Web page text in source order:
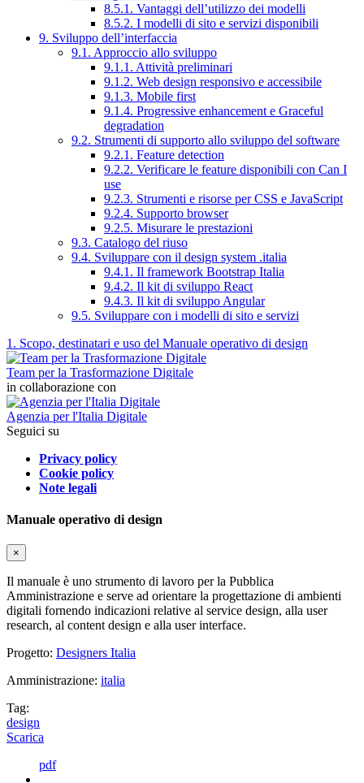
8.5.1. Vantaggi dell’utilizzo dei modelli
8.5.2. I modelli di sito e servizi disponibili
9. Sviluppo dell’interfaccia
9.1. Approccio allo sviluppo
9.1.1. Attività preliminari
9.1.2. Web design responsivo e accessibile
9.1.3. Mobile first
9.1.4. Progressive enhancement e Graceful
degradation
9.2. Strumenti di supporto allo sviluppo del software
9.2.1. Feature detection
9.2.2. Verificare le feature disponibili con Can I
use
9.2.3. Strumenti e risorse per CSS e JavaScript
9.2.4. Supporto browser
9.2.5. Misurare le prestazioni
9.3. Catalogo del riuso
9.4. Sviluppare con il design system .italia
9.4.1. Il framework Bootstrap Italia
9.4.2. Il kit di sviluppo React
9.4.3. Il kit di sviluppo Angular
9.5. Sviluppare con i modelli di sito e servizi
1. Scopo, destinatari e uso del Manuale operativo di design
Team per la Trasformazione Digitale
in collaborazione con
Agenzia per l'Italia Digitale
Seguici su
Privacy policy
Cookie policy
Note legali
Manuale operativo di design
×
Il manuale è uno strumento di lavoro per la Pubblica
Amministrazione e serve ad orientare la progettazione di ambienti
digitali fornendo indicazioni relative al service design, alla user
research, al content design e alla user interface.
Progetto: Designers Italia
Amministrazione: italia
Tag:
design
Scarica
pdf